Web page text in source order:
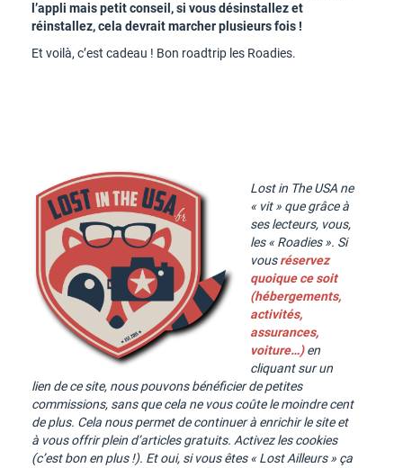
l’appli mais petit conseil, si vous désinstallez et
réinstallez, cela devrait marcher plusieurs fois !
Et voilà, c’est cadeau ! Bon roadtrip les Roadies.
Lost in The USA ne
« vit » que grâce à
ses lecteurs, vous,
les « Roadies ». Si
vousréservez
quoique ce soit
(hébergements,
activités,
assurances,
voiture…)en
cliquant sur un
lien de ce site, nous pouvons bénéficier de petites
commissions, sans que cela ne vous coûte le moindre cent
de plus. Cela nous permet de continuer à enrichir le site et
à vous offrir plein d’articles gratuits. Activez les cookies
(c’est bon en plus !). Et oui, si vous êtes « Lost Ailleurs » ça